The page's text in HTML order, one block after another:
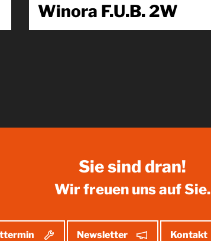
Winora F.U.B. 2W
Sie sind dran!
Wir freuen uns auf Sie.
Newsletter Kontakt